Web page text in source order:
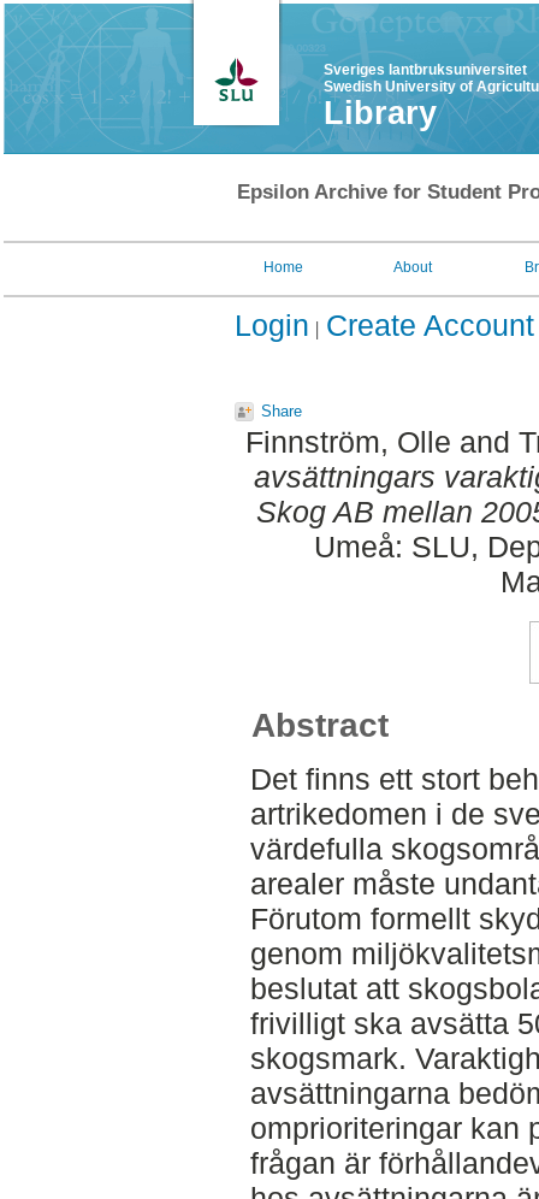
Sveriges lantbruksuniversitet
Swedish University of
Library
Epsilon Archive for Student
Home About
Login Create Account
Share
Finnström, Olle and
avsättningars
Skog AB mellan
Umeå: SLU,
Abstract
Det finns ett stort
artrikedomen i de
värdefulla
arealer måste
Förutom formellt
genom
beslutat att
frivilligt ska avsätta
skogsmark.
avsättningarna
omprioriteringar kan
frågan är